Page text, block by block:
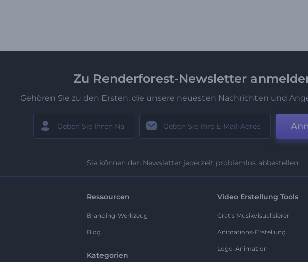
Zu Renderforest-Newsletter
Gehören Sie zu den Ersten, die unsere neuesten Nachrichten und
Sie können den Newsletter jederzeit problemlos abbestellen.
Ressourcen
Branding-Werkzeug
Blog
Kategorien
Video Erstellung Tools
Gratis Musikvisualisierer
Animations-Erstellung
Logo-Animation